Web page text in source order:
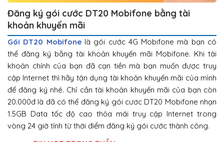
Đăng ký gói cước DT20 Mobifone bằng tài
khoản khuyến mãi
Gói DT20 Mobifone là gói cước 4G Mobifone mà bạn có
thể đăng ký bằng tài khoản khuyến mãi Mobifone. Khi tài
khoản chính của bạn đã cạn tiền mà bạn muốn được truy
cập Internet thì hãy tận dụng tài khoản khuyến mãi của mình
để đăng ký nhé. Chỉ cần tài khoản khuyến mãi của bạn còn
20.000đ là đã có thể đăng ký gói cươc DT20 Mobifone nhạn
1.5GB Data tốc độ cao thỏa mái truy cập Internet trong
vòng 24 giờ tính từ thời điểm đăng ký gói cước thành công.